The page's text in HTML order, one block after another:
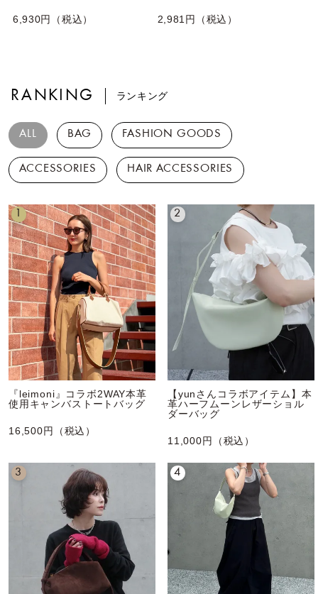
6,930円（税込） 2,981円（税込）
RANKING ランキング
ALL BAG FASHION GOODS
ACCESSORIES HAIR ACCESSORIES
1
『leimoni』コラボ2WAY本革
使用キャンバストートバッグ
16,500円（税込）
2
【yunさんコラボアイテム】本
革ハーフムーンレザーショル
ダーバッグ
11,000円（税込）
3 4